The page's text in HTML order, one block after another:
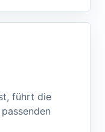
führt die